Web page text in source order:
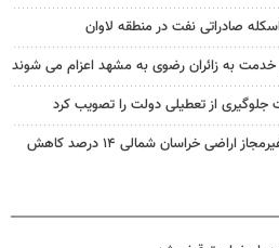
صادراتی نفت در منطقه لاوان
جلوگیری از تعطیلی دولت را تصویب کرد
براتی‌زاده: تغییر کاربری غیرمجاز اراضی خراسان شمالی ۱۴ درصد کاهش